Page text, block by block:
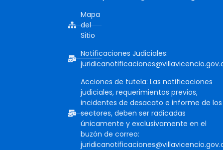
Mapa
del
Sitio
Notificaciones Judiciales:
Acciones de tutela: Las notificaciones
judiciales, requerimientos previos,
incidentes de desacato e informe de los
sectores, deben ser radicadas
únicamente y exclusivamente en el
buzón de correo: